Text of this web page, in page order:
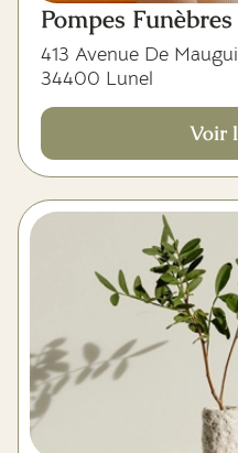
Pompes
413 Avenue De
34400 Lunel
Voir